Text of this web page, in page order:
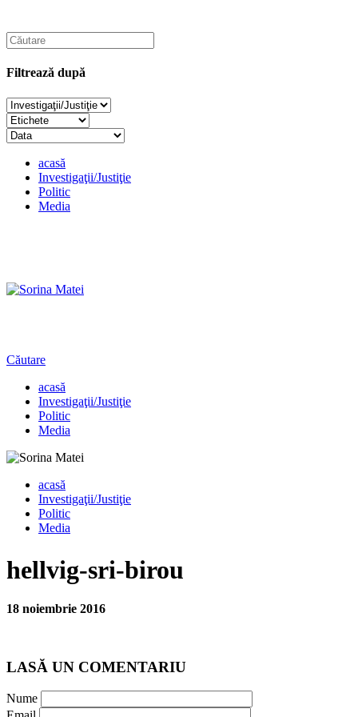
Filtrează după
acasă
Investigaţii/Justiţie
Politic
Media
Căutare
acasă
Investigaţii/Justiţie
Politic
Media
acasă
Investigaţii/Justiţie
Politic
Media
hellvig-sri-birou
18 noiembrie 2016
LASĂ UN COMENTARIU
Nume